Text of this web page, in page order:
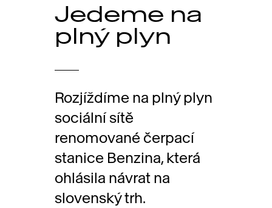
Jedeme na
plný plyn
Rozjíždíme na plný plyn
sociální sítě
renomované čerpací
stanice Benzina, která
ohlásila návrat na
slovenský trh.